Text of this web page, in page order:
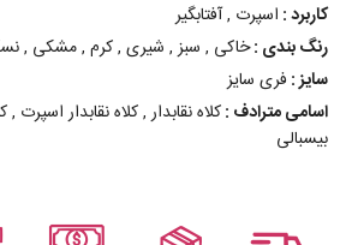
کاربرد : اسپرت , آفتابگیر
رنگ بندی :خاکی , سبز , شیری , کرم , مشکی ,
سایز : فری سایز
اسامی مترادف :کلاه نقابدار , کلاه نقابدار اسپرت ,
بیسبالی